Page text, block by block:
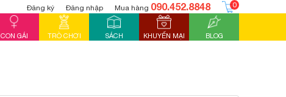
Đăng ký Đăng nhập Mua hàng 090.452.8848 0
CON GÁI TRÒ CHƠI SÁCH KHUYẾN MẠI BLOG